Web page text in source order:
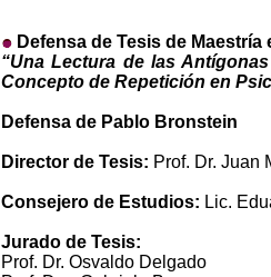
Defensa de Tesis de
“Una Lectura de las
Concepto de Repetición en
Defensa de Pablo Bronstein
Director de Tesis: Prof. Dr. Juan
Consejero de Estudios: Lic.
Jurado de Tesis:
Prof. Dr. Osvaldo Delgado